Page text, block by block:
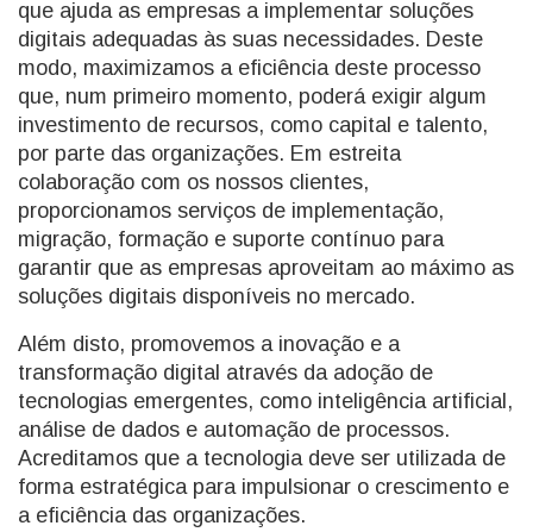
que ajuda as empresas a implementar soluções
digitais adequadas às suas necessidades. Deste
modo, maximizamos a eficiência deste processo
que, num primeiro momento, poderá exigir algum
investimento de recursos, como capital e talento,
por parte das organizações. Em estreita
colaboração com os nossos clientes,
proporcionamos serviços de implementação,
migração, formação e suporte contínuo para
garantir que as empresas aproveitam ao máximo as
soluções digitais disponíveis no mercado.
Além disto, promovemos a inovação e a
transformação digital através da adoção de
tecnologias emergentes, como inteligência artificial,
análise de dados e automação de processos.
Acreditamos que a tecnologia deve ser utilizada de
forma estratégica para impulsionar o crescimento e
a eficiência das organizações.